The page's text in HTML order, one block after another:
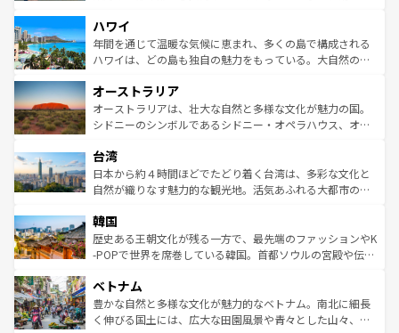
ば市内交通費無料で観光を楽しむこともできる。 なお、新
着のスイス情報はコンテンツ一覧 を参照してほしい。
のような巨大都市は、観光、ショッピング、エンターテイ
ンメントが詰まった刺激的なスポットだ。一方、アメリカ
西部には大自然が広がり、グランドキャニオンやイエロー
部のニューオーリンズでは、音楽と美食が融合した独特の
文化が魅力。旅行者はアメリカの各地域で異なる魅力を楽
しみながら、その多様性と豊かな歴史を感じることができ
ならではの贅沢な旅のスタイルだ。 なお、新着のアメリカ
情報はコンテンツ一覧を参照してほしい。
ハワイ
年間を通じて温暖な気候に恵まれ、多くの島で構成される
ハワイは、どの島も独自の魅力をもっている。大自然の神
ワイ島は見逃せない。また、定番の観光地といえばオアフ
島だが、静かな自然を求めるならマウイ島やカウアイ島が
おすすめ。エメラルドグリーンに輝く海をはじめ、豊かな
れるおもてなしの心で訪れる人々を迎えてくれるハワイの
人々、おいしいローカルフードやハワイアンミュージッ
ク、伝統的なフラダンスなど、すべてがハワイの魅力を彩
ワイを、存分に味わってほしい。 なお、新着のハワイ情報
はコンテンツ一覧を参照してほしい。
オーストラリア
オーストラリアは、壮大な自然と多様な文化が魅力の国。
シドニーのシンボルであるシドニー・オペラハウス、オー
リアリーフや大陸中央部にそびえるウルル（エアーズロッ
ク）、タスマニアの美しい原生林やケアンズの熱帯雨林な
ど、見どころがたくさん。また、カフェやワイン、オージ
いる。アクティビティも充実しており、サーフィンやダイ
ビング、ハイキングなど、アウトドア好きにはたまらな
い。オーストラリアの多彩な魅力を存分に味わいつくそ
参照してほしい。
台湾
日本から約４時間ほどでたどり着く台湾は、多彩な文化と
自然が織りなす魅力的な観光地。活気あふれる大都市の台
ン）、静ひつな山岳地帯である台湾東部など、都市の喧騒
と山間の静けさが共存しており、訪れる人に新しい発見と
驚きをもたらしてくれる。また、奥深い台湾の食文化も魅
容にもいいと評判のスイーツなど、バラエティ豊かな料理
が味わえる。 なお、新着の台湾情報は コンテンツ一覧を参
照してほしい。
韓国
歴史ある王朝文化が残る一方で、最先端のファッションやK
-POPで世界を席巻している韓国。首都ソウルの宮殿や伝統
き、地方に足を延ばせば四季折々の自然美を楽しむことが
できる。そして、キムチや焼肉、絶品のストリートフード
まで、さまざまな韓国料理が待っている。夜には、韓国な
ベトナム
豊かな自然と多様な文化が魅力的なベトナム。南北に細長
く伸びる国土には、広大な田園風景や青々とした山々、世